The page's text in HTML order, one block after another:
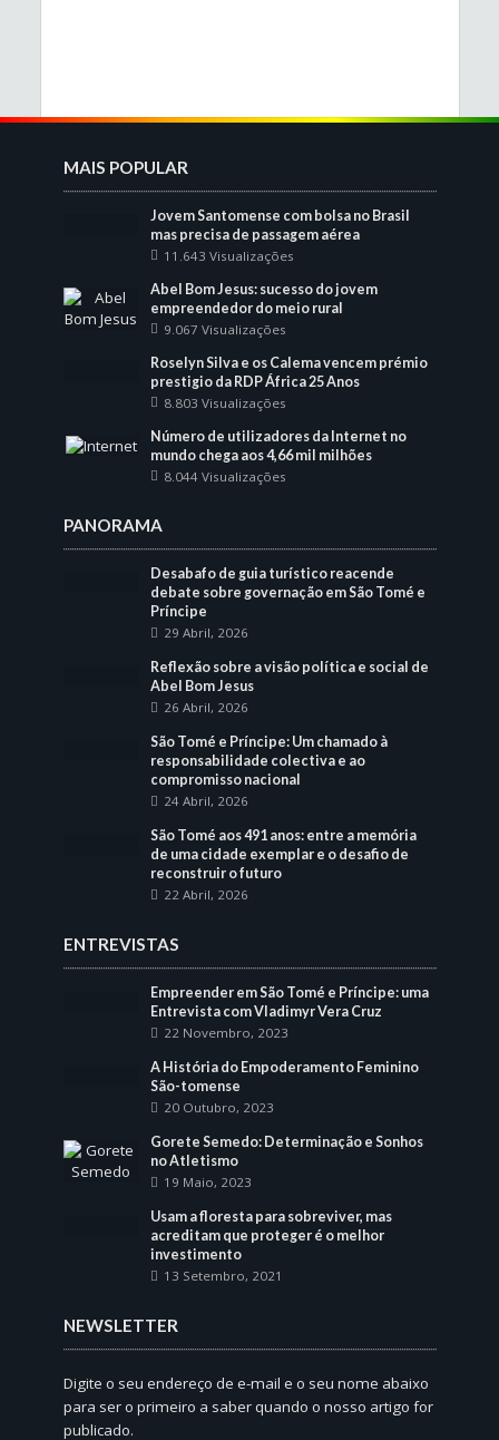
MAIS POPULAR
Jovem Santomense com bolsa no Brasil
mas precisa de passagem aérea
11.643 Visualizações
Abel Bom Jesus: sucesso do jovem
empreendedor do meio rural
9.067 Visualizações
Roselyn Silva e os Calema vencem prémio
prestigio da RDP África 25 Anos
8.803 Visualizações
Número de utilizadores da Internet no
mundo chega aos 4,66 mil milhões
8.044 Visualizações
PANORAMA
Desabafo de guia turístico reacende
debate sobre governação em São Tomé e
Príncipe
29 Abril, 2026
Reflexão sobre a visão política e social de
Abel Bom Jesus
26 Abril, 2026
São Tomé e Príncipe: Um chamado à
responsabilidade colectiva e ao
compromisso nacional
24 Abril, 2026
São Tomé aos 491 anos: entre a memória
de uma cidade exemplar e o desafio de
reconstruir o futuro
22 Abril, 2026
ENTREVISTAS
Empreender em São Tomé e Príncipe: uma
Entrevista com Vladimyr Vera Cruz
22 Novembro, 2023
A História do Empoderamento Feminino
São-tomense
20 Outubro, 2023
Gorete Semedo: Determinação e Sonhos
no Atletismo
19 Maio, 2023
Usam a floresta para sobreviver, mas
acreditam que proteger é o melhor
investimento
13 Setembro, 2021
NEWSLETTER
Digite o seu endereço de e-mail e o seu nome abaixo
para ser o primeiro a saber quando o nosso artigo for
publicado.